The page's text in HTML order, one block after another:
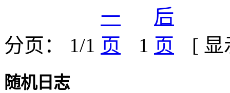
分页： 1/1 1 [
随机日志